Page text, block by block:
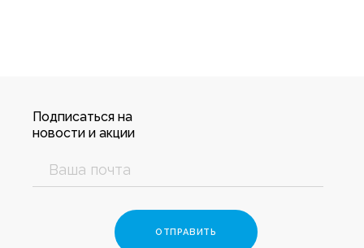
Подписаться на
новости и акции